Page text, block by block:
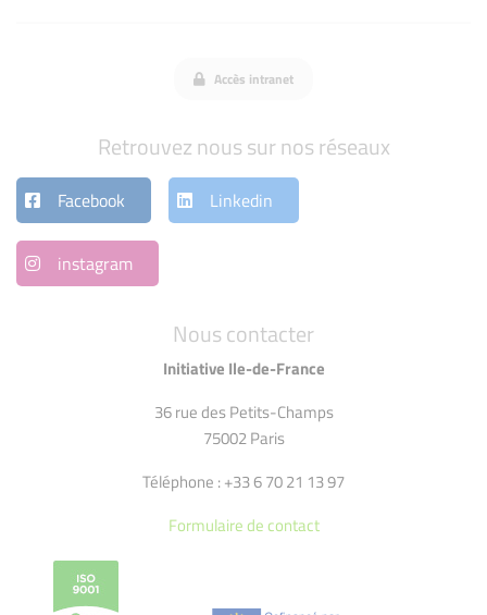
Nous contacter
Initiative Ile-de-France
36 rue des Petits-Champs
75002 Paris
Téléphone : +33 6 70 21 13 97
Formulaire de contact
Accès intranet
Retrouvez nous sur nos réseaux
Facebook Linkedin
instagram